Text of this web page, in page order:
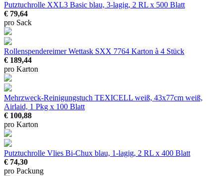
Putztuchrolle XXL3 Basic blau, 3-lagig, 2 RL x 500 Blatt
€ 79,64
pro Sack
Rollenspendereimer Wettask SXX 7764 Karton à 4 Stück
€ 189,44
pro Karton
Mehrzweck-Reinigungstuch TEXICELL weiß, 43x77cm weiß,
Airlaid, 1 Pkg x 100 Blatt
€ 100,88
pro Karton
Putztuchrolle Vlies Bi-Chux blau, 1-lagig, 2 RL x 400 Blatt
€ 74,30
pro Packung